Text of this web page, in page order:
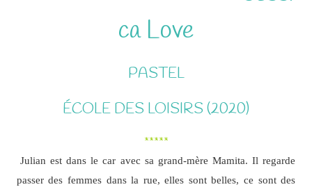
ca Love
PASTEL
ÉCOLE DES LOISIRS (2020)
*****
Julian est dans le car avec sa grand-mère Mamita. Il regarde
passer des femmes dans la rue, elles sont belles, ce sont des